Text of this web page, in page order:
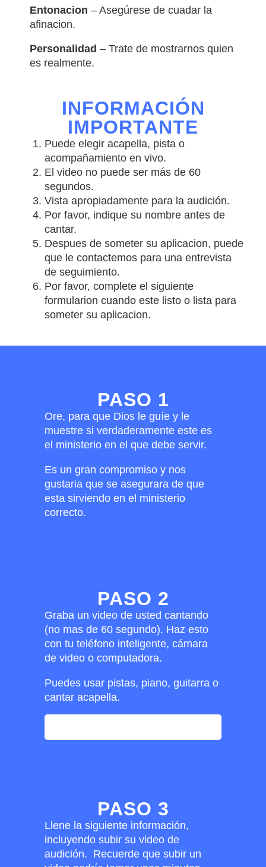
Entonacion – Asegúrese de cuadar la
afinacion.
Personalidad – Trate de mostrarnos quien
es realmente.
INFORMACIÓN
IMPORTANTE
Puede elegir acapella, pista o
acompañamiento en vivo.
El video no puede ser más de 60
segundos.
Vista apropiadamente para la audición.
Por favor, indique su nombre antes de
cantar.
Despues de someter su aplicacion, puede
que le contactemos para una entrevista
de seguimiento.
Por favor, complete el siguiente
formularion cuando este listo o lista para
someter su aplicacion.
PASO 1
Ore, para que Dios le guíe y le
muestre si verdaderamente este es
el ministerio en el que debe servir.
Es un gran compromiso y nos
gustaria que se asegurara de que
esta sirviendo en el ministerio
correcto.
PASO 2
Graba un video de usted cantando
(no mas de 60 segundo). Haz esto
con tu teléfono inteligente, cámara
de video o computadora.
Puedes usar pistas, piano, guitarra o
cantar acapella.
PASO 3
Llene la siguiente información,
incluyendo subir su video de
audición. Recuerde que subir un